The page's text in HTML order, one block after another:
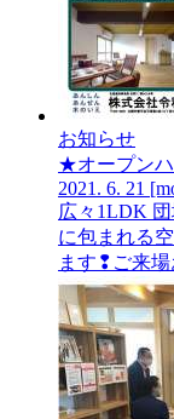
お知らせ
★オープン
2021. 6. 21
広々1LDK
に包まれる
ます❢ご来